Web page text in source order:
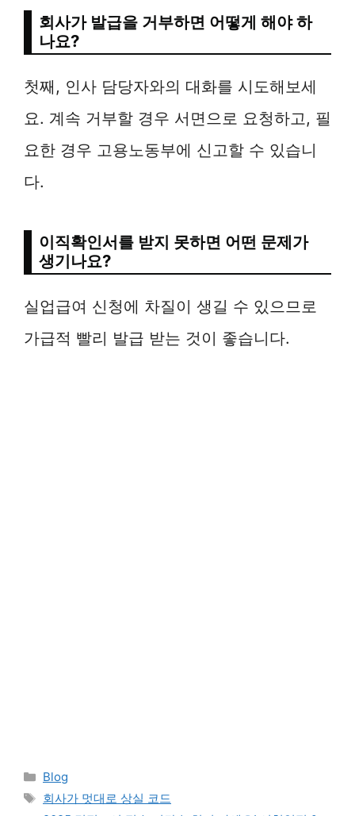
회사가 발급을 거부하면 어떻게 해야 하
나요?
첫째, 인사 담당자와의 대화를 시도해보세
요. 계속 거부할 경우 서면으로 요청하고, 필
요한 경우 고용노동부에 신고할 수 있습니
다.
이직확인서를 받지 못하면 어떤 문제가
생기나요?
실업급여 신청에 차질이 생길 수 있으므로
가급적 빨리 발급 받는 것이 좋습니다.
Categories
Blog
Tags
회사가 멋대로 상실 코드